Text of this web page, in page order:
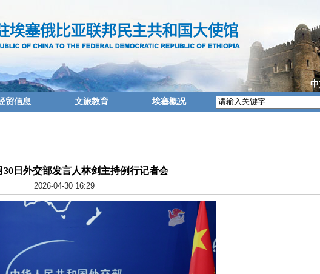
中
贸信息 文旅教育 埃塞概况
30日外交部发言人林剑主持例行记者会
2026-04-30 16:29